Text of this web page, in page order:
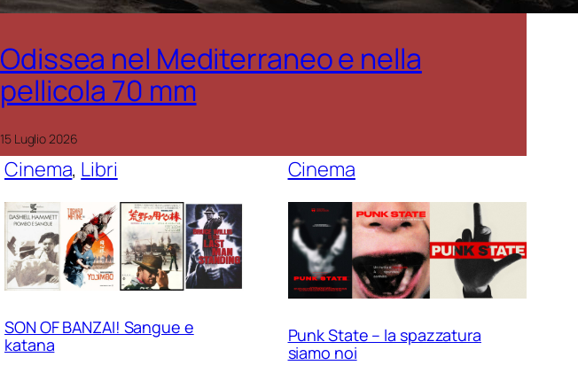
Odissea nel Mediterraneo e nella
pellicola 70 mm
15 Luglio 2026
Cinema, Libri
SON OF BANZAI! Sangue e
katana
Cinema
Punk State – la spazzatura
siamo noi